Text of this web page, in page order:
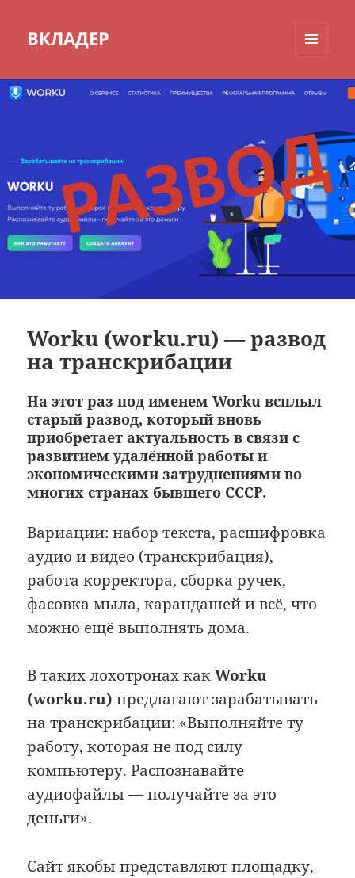
ВКЛАДЕР
ВИДЖЕТЫ
Worku (worku.ru) — развод
на транскрибации
На этот раз под именем Worku всплыл
старый развод, который вновь
приобретает актуальность в связи с
развитием удалённой работы и
экономическими затруднениями во
многих странах бывшего СССР.
Вариации: набор текста, расшифровка
аудио и видео (транскрибация),
работа корректора, сборка ручек,
фасовка мыла, карандашей и всё, что
можно ещё выполнять дома.
В таких лохотронах какWorku
(worku.ru) предлагают зарабатывать
на транскрибации: «Выполняйте ту
работу, которая не под силу
компьютеру. Распознавайте
аудиофайлы — получайте за это
деньги».
Сайт якобы представляют площадку,